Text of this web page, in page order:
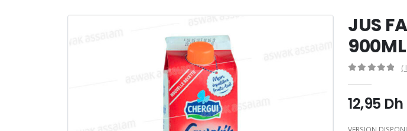
JUS
(
12,95 Dh